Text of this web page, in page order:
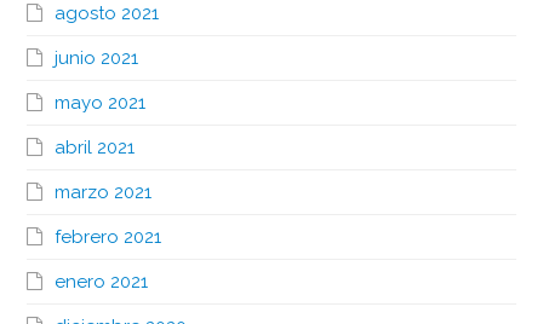
agosto 2021
junio 2021
mayo 2021
abril 2021
marzo 2021
febrero 2021
enero 2021